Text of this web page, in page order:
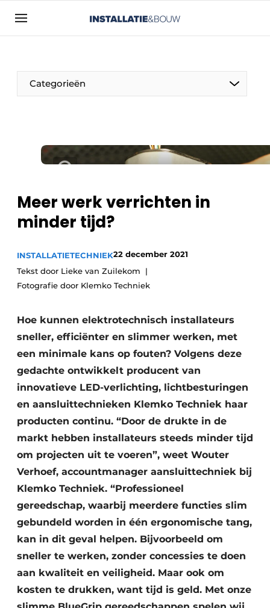
Aanmelden
Bedrijven
Contact
Installatie & Bouw | Platform over
Meest gelezen
Nieuwsbrief
Privacy / Cookie statement
Vacature aanmelden
Video’s
Categorieën
Meer werk verrichten in
minder tijd?
INSTALLATIETECHNIEK22 december 2021
Tekst door Lieke van Zuilekom
Fotografie door Klemko Techniek
Hoe kunnen elektrotechnisch installateurs
sneller, efficiënter en slimmer werken, met
een minimale kans op fouten? Volgens deze
gedachte ontwikkelt producent van
innovatieve LED-verlichting, lichtbesturingen
en aansluittechnieken Klemko Techniek haar
producten continu. “Door de drukte in de
markt hebben installateurs steeds minder tijd
om projecten uit te voeren”, weet Wouter
Verhoef, accountmanager aansluittechniek bij
Klemko Techniek. “Professioneel
gereedschap, waarbij meerdere functies slim
gebundeld worden in één ergonomische tang,
kan in dit geval helpen. Bijvoorbeeld om
sneller te werken, zonder concessies te doen
aan kwaliteit en veiligheid. Maar ook om
kosten te drukken, want tijd is geld. Met onze